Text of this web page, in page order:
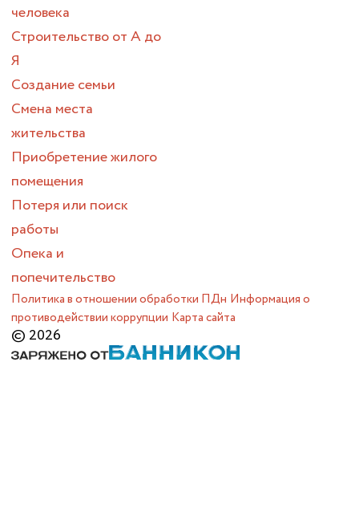
человека
Строительство от А до
Я
Создание семьи
Смена места
жительства
Приобретение жилого
помещения
Потеря или поиск
работы
Опека и
попечительство
Политика в отношении обработки ПДн Информация о
противодействии коррупции Карта сайта
© 2026